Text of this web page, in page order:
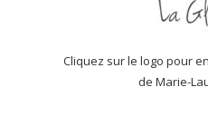
Cliquez sur le logo pour
de Marie-